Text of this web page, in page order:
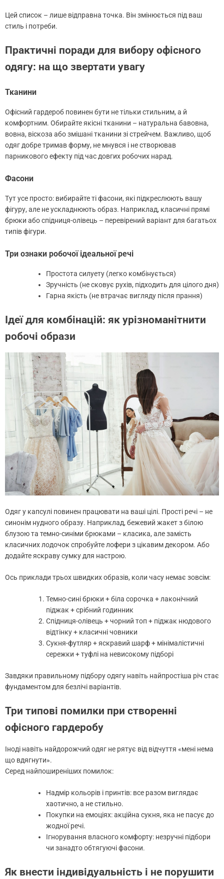
Цей список – лише відправна точка. Він змінюється під ваш
стиль і потреби.
Практичні поради для вибору офісного
одягу: на що звертати увагу
Тканини
Офісний гардероб повинен бути не тільки стильним, а й
комфортним. Обирайте якісні тканини – натуральна бавовна,
вовна, віскоза або змішані тканини зі стрейчем. Важливо, щоб
одяг добре тримав форму, не мнувся і не створював
парникового ефекту під час довгих робочих нарад.
Фасони
Тут усе просто: вибирайте ті фасони, які підкреслюють вашу
фігуру, але не ускладнюють образ. Наприклад, класичні прямі
брюки або спідниця-олівець – перевірений варіант для багатьох
типів фігури.
Три ознаки робочої ідеальної речі
Простота силуету (легко комбінується)
Зручність (не сковує рухів, підходить для цілого дня)
Гарна якість (не втрачає вигляду після прання)
Ідеї для комбінацій: як урізноманітнити
робочі образи
Одяг у капсулі повинен працювати на ваші цілі. Прості речі – не
синонім нудного образу. Наприклад, бежевий жакет з білою
блузою та темно-синіми брюками – класика, але замість
класичних лодочок спробуйте лофери з цікавим декором. Або
додайте яскраву сумку для настрою.
Ось приклади трьох швидких образів, коли часу немає зовсім:
Темно-сині брюки + біла сорочка + лаконічний
піджак + срібний годинник
Спідниця-олівець + чорний топ + піджак нюдового
відтінку + класичні човники
Сукня-футляр + яскравий шарф + мінімалістичні
сережки + туфлі на невисокому підборі
Завдяки правильному підбору одягу навіть найпростіша річ стає
фундаментом для безлічі варіантів.
Три типові помилки при створенні
офісного гардеробу
Іноді навіть найдорожчий одяг не рятує від відчуття «мені нема
що вдягнути».
Серед найпоширеніших помилок:
Надмір кольорів і принтів: все разом виглядає
хаотично, а не стильно.
Покупки на емоціях: акційна сукня, яка не пасує до
жодної речі.
Ігнорування власного комфорту: незручні підбори
чи занадто обтягуючі фасони.
Як внести індивідуальність і не порушити